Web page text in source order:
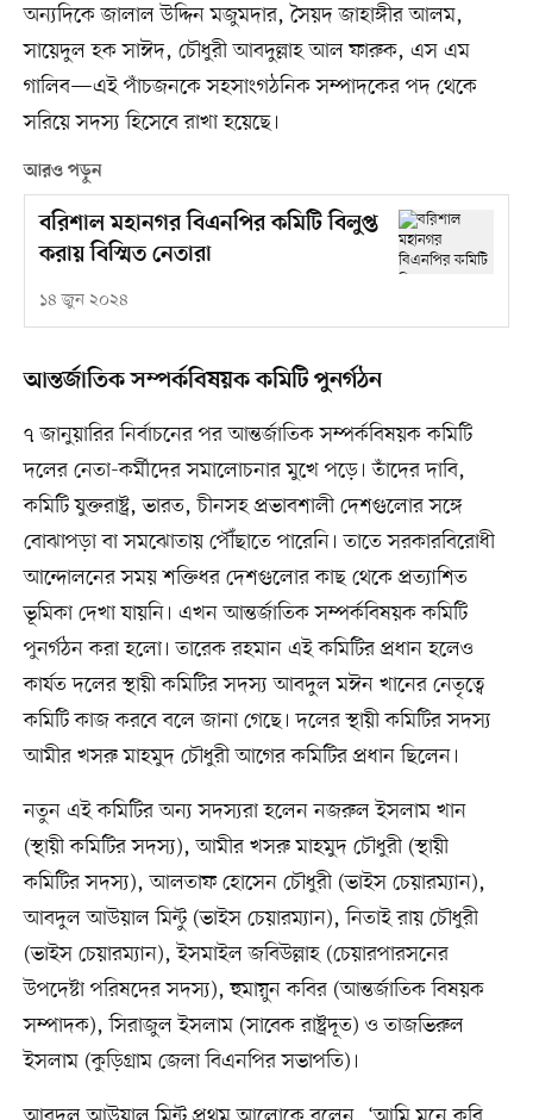
অন্যদিকে জালাল উদ্দিন মজুমদার, সৈয়দ জাহাঙ্গীর আলম,
সায়েদুল হক সাঈদ, চৌধুরী আবদুল্লাহ আল ফারুক, এস এম
গালিব—এই পাঁচজনকে সহসাংগঠনিক সম্পাদকের পদ থেকে
সরিয়ে সদস্য হিসেবে রাখা হয়েছে।
আরও পড়ুন
বরিশাল মহানগর বিএনপির কমিটি বিলুপ্ত
করায় বিস্মিত নেতারা
১৪ জুন ২০২৪
আন্তর্জাতিক সম্পর্কবিষয়ক কমিটি পুনর্গঠন
৭ জানুয়ারির নির্বাচনের পর আন্তর্জাতিক সম্পর্কবিষয়ক কমিটি
দলের নেতা-কর্মীদের সমালোচনার মুখে পড়ে। তাঁদের দাবি,
কমিটি যুক্তরাষ্ট্র, ভারত, চীনসহ প্রভাবশালী দেশগুলোর সঙ্গে
বোঝাপড়া বা সমঝোতায় পৌঁছাতে পারেনি। তাতে সরকারবিরোধী
আন্দোলনের সময় শক্তিধর দেশগুলোর কাছ থেকে প্রত্যাশিত
ভূমিকা দেখা যায়নি। এখন আন্তর্জাতিক সম্পর্কবিষয়ক কমিটি
পুনর্গঠন করা হলো। তারেক রহমান এই কমিটির প্রধান হলেও
কার্যত দলের স্থায়ী কমিটির সদস্য আবদুল মঈন খানের নেতৃত্বে
কমিটি কাজ করবে বলে জানা গেছে। দলের স্থায়ী কমিটির সদস্য
আমীর খসরু মাহমুদ চৌধুরী আগের কমিটির প্রধান ছিলেন।
নতুন এই কমিটির অন্য সদস্যরা হলেন নজরুল ইসলাম খান
(স্থায়ী কমিটির সদস্য), আমীর খসরু মাহমুদ চৌধুরী (স্থায়ী
কমিটির সদস্য), আলতাফ হোসেন চৌধুরী (ভাইস চেয়ারম্যান),
আবদুল আউয়াল মিন্টু (ভাইস চেয়ারম্যান), নিতাই রায় চৌধুরী
(ভাইস চেয়ারম্যান), ইসমাইল জবিউল্লাহ (চেয়ারপারসনের
উপদেষ্টা পরিষদের সদস্য), হুমায়ুন কবির (আন্তর্জাতিক বিষয়ক
সম্পাদক), সিরাজুল ইসলাম (সাবেক রাষ্ট্রদূত) ও তাজভিরুল
ইসলাম (কুড়িগ্রাম জেলা বিএনপির সভাপতি)।